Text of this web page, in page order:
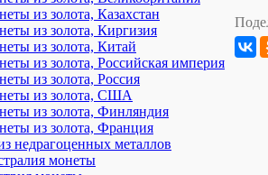
из золота, Казахстан
из золота, Киргизия
из золота, Китай
из золота, Российская империя
из золота, Россия
из золота, США
из золота, Финляндия
из золота, Франция
недрагоценных металлов
монеты
монета
рублей
900